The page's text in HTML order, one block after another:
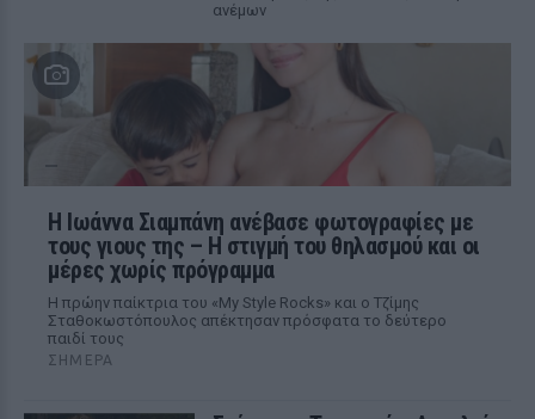
ανέμων
H Ιωάννα Σιαμπάνη ανέβασε φωτογραφίες με
τους γιους της – Η στιγμή του θηλασμού και οι
μέρες χωρίς πρόγραμμα
Η πρώην παίκτρια του «My Style Rocks» και ο Τζίμης
Σταθοκωστόπουλος απέκτησαν πρόσφατα το δεύτερο
παιδί τους
ΣΉΜΕΡΑ